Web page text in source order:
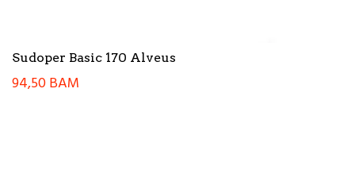
Sudoper Basic 170 Alveus
94,50BAM